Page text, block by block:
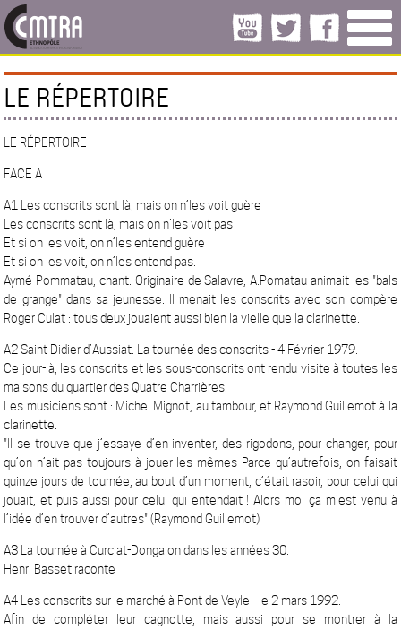
LE RÉPERTOIRE
LE RÉPERTOIRE
FACE A
A1 Les conscrits sont là, mais on n’les voit guère
Les conscrits sont là, mais on n’les voit pas
Et si on les voit, on n’les entend guère
Et si on les voit, on n’les entend pas.
Aymé Pommatau, chant. Originaire de Salavre, A.Pomatau animait les "bals
de grange" dans sa jeunesse. Il menait les conscrits avec son compère
Roger Culat : tous deux jouaient aussi bien la vielle que la clarinette.
A2 Saint Didier d’Aussiat. La tournée des conscrits - 4 Février 1979.
Ce jour-là, les conscrits et les sous-conscrits ont rendu visite à toutes les
maisons du quartier des Quatre Charrières.
Les musiciens sont : Michel Mignot, au tambour, et Raymond Guillemot à la
clarinette.
"Il se trouve que j’essaye d’en inventer, des rigodons, pour changer, pour
qu’on n’ait pas toujours à jouer les mêmes Parce qu’autrefois, on faisait
quinze jours de tournée, au bout d’un moment, c’était rasoir, pour celui qui
jouait, et puis aussi pour celui qui entendait ! Alors moi ça m’est venu à
l’idée d’en trouver d’autres" (Raymond Guillemot)
A3 La tournée à Curciat-Dongalon dans les années 30.
Henri Basset raconte
A4 Les conscrits sur le marché à Pont de Veyle - le 2 mars 1992.
Afin de compléter leur cagnotte, mais aussi pour se montrer à la